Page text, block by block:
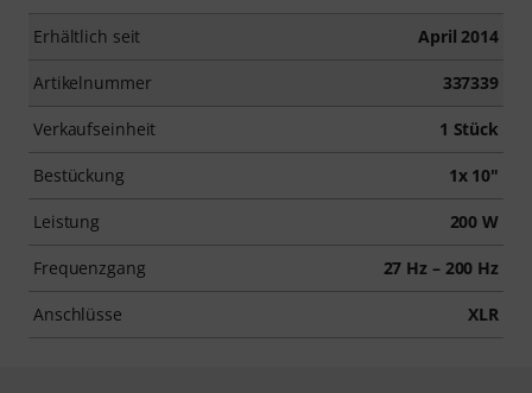
Erhältlich seit April 2014
Artikelnummer 337339
Verkaufseinheit 1 Stück
Bestückung 1x 10"
Leistung 200 W
Frequenzgang 27 Hz – 200 Hz
Anschlüsse XLR